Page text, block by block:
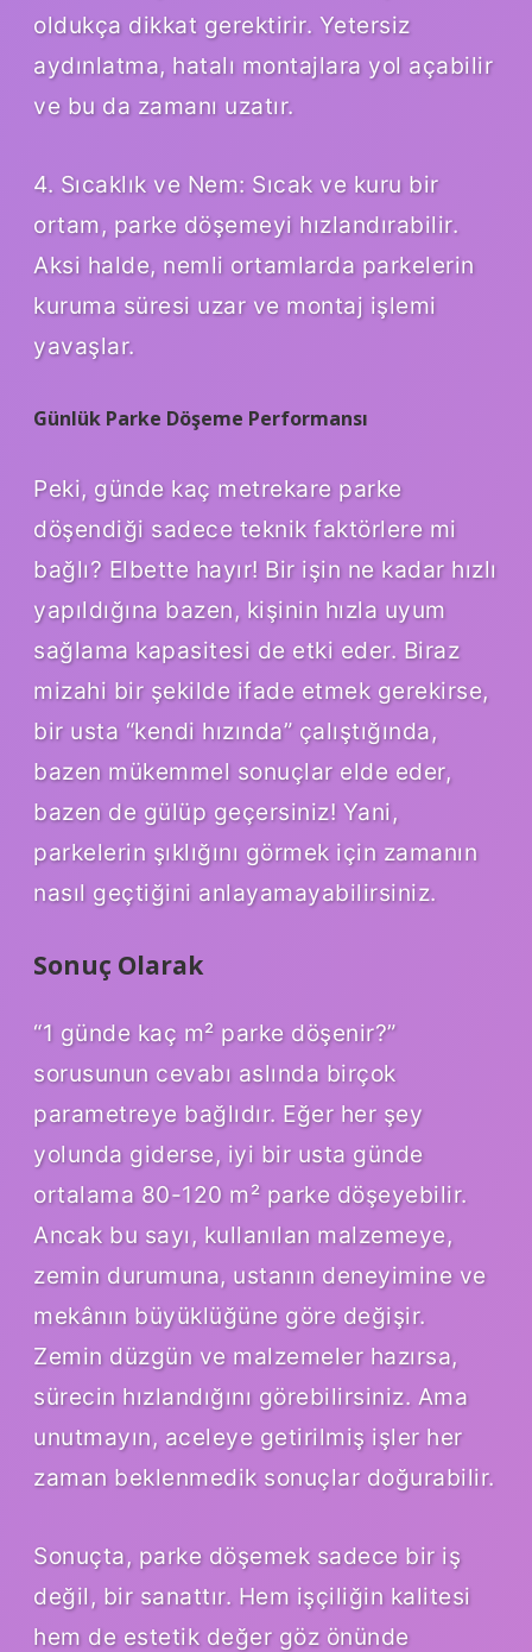
oldukça dikkat gerektirir. Yetersiz
aydınlatma, hatalı montajlara yol açabilir
ve bu da zamanı uzatır.
4. Sıcaklık ve Nem: Sıcak ve kuru bir
ortam, parke döşemeyi hızlandırabilir.
Aksi halde, nemli ortamlarda parkelerin
kuruma süresi uzar ve montaj işlemi
yavaşlar.
Günlük Parke Döşeme Performansı
Peki, günde kaç metrekare parke
döşendiği sadece teknik faktörlere mi
bağlı? Elbette hayır! Bir işin ne kadar hızlı
yapıldığına bazen, kişinin hızla uyum
sağlama kapasitesi de etki eder. Biraz
mizahi bir şekilde ifade etmek gerekirse,
bir usta “kendi hızında” çalıştığında,
bazen mükemmel sonuçlar elde eder,
bazen de gülüp geçersiniz! Yani,
parkelerin şıklığını görmek için zamanın
nasıl geçtiğini anlayamayabilirsiniz.
Sonuç Olarak
“1 günde kaç m² parke döşenir?”
sorusunun cevabı aslında birçok
parametreye bağlıdır. Eğer her şey
yolunda giderse, iyi bir usta günde
ortalama 80-120 m² parke döşeyebilir.
Ancak bu sayı, kullanılan malzemeye,
zemin durumuna, ustanın deneyimine ve
mekânın büyüklüğüne göre değişir.
Zemin düzgün ve malzemeler hazırsa,
sürecin hızlandığını görebilirsiniz. Ama
unutmayın, aceleye getirilmiş işler her
zaman beklenmedik sonuçlar doğurabilir.
Sonuçta, parke döşemek sadece bir iş
değil, bir sanattır. Hem işçiliğin kalitesi
hem de estetik değer göz önünde